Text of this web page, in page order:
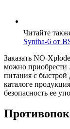
Читайте
Syntha-6 от
Заказать NO-
можно приобрести
питания с быстрой
каталоге
безопасность ее